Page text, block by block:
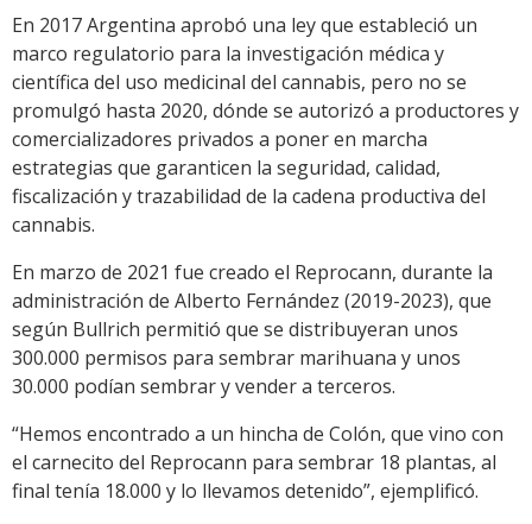
En 2017 Argentina aprobó una ley que estableció un
marco regulatorio para la investigación médica y
científica del uso medicinal del cannabis, pero no se
promulgó hasta 2020, dónde se autorizó a productores y
comercializadores privados a poner en marcha
estrategias que garanticen la seguridad, calidad,
fiscalización y trazabilidad de la cadena productiva del
cannabis.
En marzo de 2021 fue creado el Reprocann, durante la
administración de Alberto Fernández (2019-2023), que
según Bullrich permitió que se distribuyeran unos
300.000 permisos para sembrar marihuana y unos
30.000 podían sembrar y vender a terceros.
“Hemos encontrado a un hincha de Colón, que vino con
el carnecito del Reprocann para sembrar 18 plantas, al
final tenía 18.000 y lo llevamos detenido”, ejemplificó.